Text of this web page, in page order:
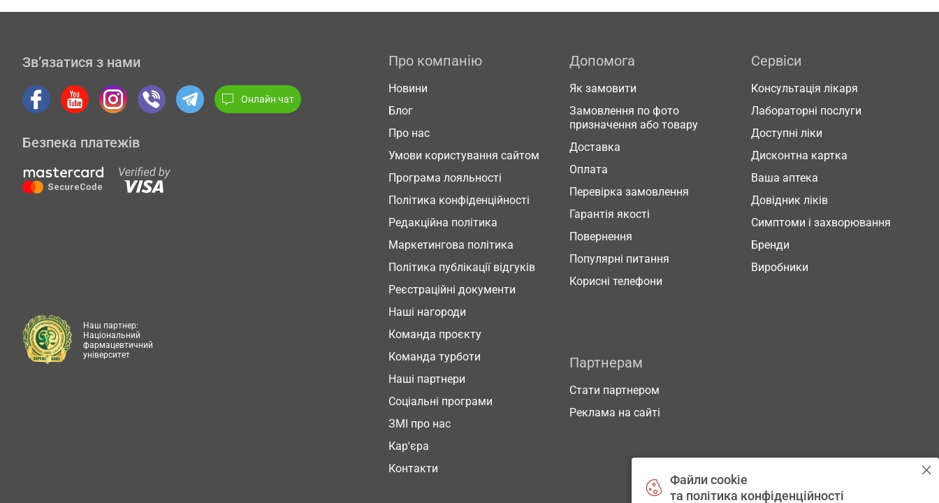
Зв’язатися з нами
Онлайн чат
Безпека платежів
Про компанію
Новини
Блог
Про нас
Умови користування сайтом
Програма лояльності
Політика конфіденційності
Редакційна політика
Маркетингова політика
Політика публікації відгуків
Реєстраційні документи
Наші нагороди
Команда проєкту
Команда турботи
Наші партнери
Соціальні програми
ЗМІ про нас
Кар'єра
Контакти
Допомога
Як замовити
Замовлення по фото
призначення або товару
Доставка
Оплата
Перевірка замовлення
Гарантія якості
Повернення
Популярні питання
Корисні телефони
Сервіси
Консультація лікаря
Лабораторні послуги
Доступні ліки
Дисконтна картка
Ваша аптека
Довідник ліків
Симптоми і захворювання
Бренди
Виробники
Партнерам
Стати партнером
Реклама на сайті
Наш партнер:
Національний
фармацевтичний
університет
Файли cookie
та політика конфіденційності